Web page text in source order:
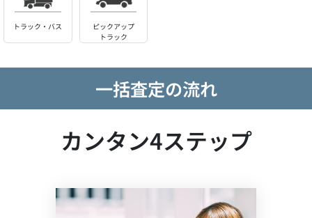
トラック・バス
ピックアップ
トラック
一括査定の流れ
カンタン4ステップ